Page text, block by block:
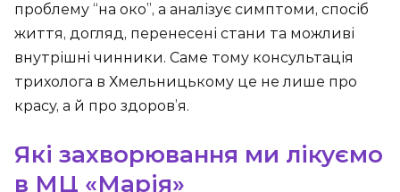
проблему “на око”, а аналізує симптоми, спосіб
життя, догляд, перенесені стани та можливі
внутрішні чинники. Саме тому консультація
трихолога в Хмельницькому це не лише про
красу, а й про здоров’я.
Які захворювання ми лікуємо
в МЦ «Марія»